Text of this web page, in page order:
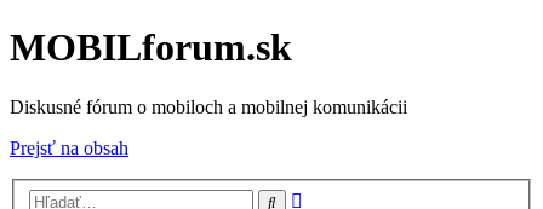
MOBILforum.sk
Diskusné fórum o mobiloch a mobilnej komunikácii
Prejsť na obsah
Hľadať